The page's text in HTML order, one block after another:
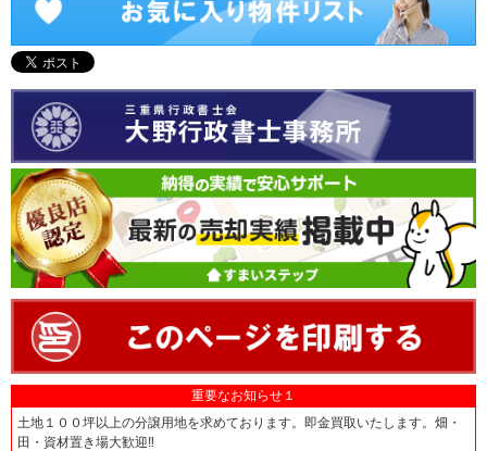
重要なお知らせ１
土地１００坪以上の分譲用地を求めております。即金買取いたします。畑・
田・資材置き場大歓迎‼